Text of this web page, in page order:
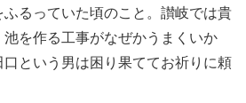
るっていた頃のこと。讃岐では貴
を作る工事がなぜかうまくいか
という男は困り果ててお祈りに頼